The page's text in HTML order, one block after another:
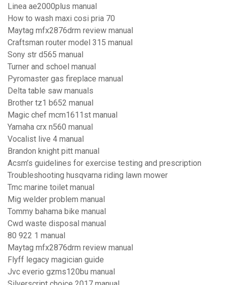
Linea ae2000plus manual
How to wash maxi cosi pria 70
Maytag mfx2876drm review manual
Craftsman router model 315 manual
Sony str d565 manual
Turner and schoel manual
Pyromaster gas fireplace manual
Delta table saw manuals
Brother tz1 b652 manual
Magic chef mcm1611st manual
Yamaha crx n560 manual
Vocalist live 4 manual
Brandon knight pitt manual
Acsm’s guidelines for exercise testing and prescription
Troubleshooting husqvarna riding lawn mower
Tmc marine toilet manual
Mig welder problem manual
Tommy bahama bike manual
Cwd waste disposal manual
80 922 1 manual
Maytag mfx2876drm review manual
Flyff legacy magician guide
Jvc everio gzms120bu manual